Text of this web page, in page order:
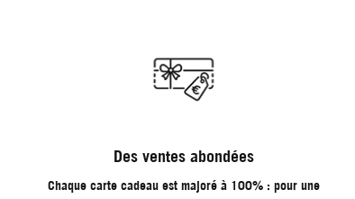
Des ventes abondées
Chaque carte cadeau est majoré à 100% : pour une